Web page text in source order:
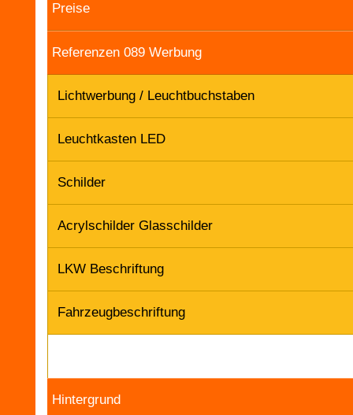
Preise
Referenzen 089 Werbung
Lichtwerbung / Leuchtbuchstaben
Leuchtkasten LED
Schilder
Acrylschilder Glasschilder
LKW Beschriftung
Fahrzeugbeschriftung
Hintergrund